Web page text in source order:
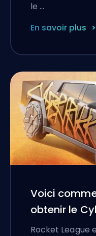
le …
En savoir plus
Voici
obtenir le
Rocket
Rocket League